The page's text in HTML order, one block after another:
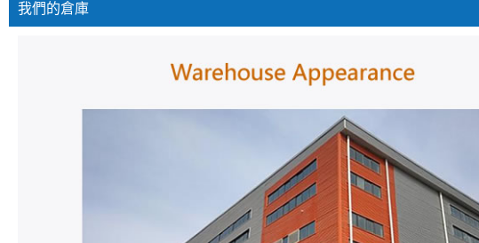
我們的倉庫